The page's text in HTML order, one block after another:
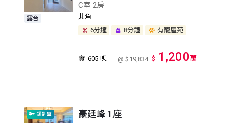
露台
C室 2房
北角
6分鐘
8分鐘 有寵屋苑
實 605 呎 @ $19,834 $ 1,200萬
鎖匙盤 豪廷峰 1座